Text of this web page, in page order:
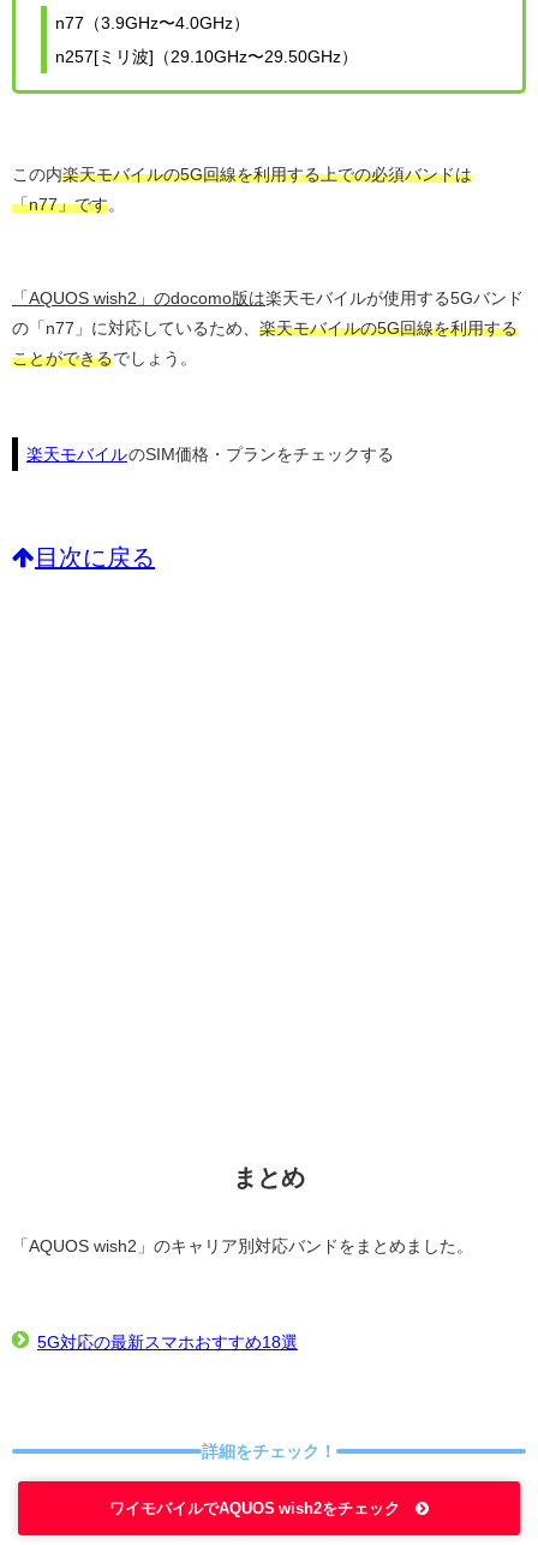
n77（3.9GHz〜4.0GHz）
n257[ミリ波]（29.10GHz〜29.50GHz）
この内楽天モバイルの5G回線を利用する上での必須バンドは
「n77」です。
「AQUOS wish2」のdocomo版は楽天モバイルが使用する5Gバンド
の「n77」に対応しているため、 楽天モバイルの5G回線を利用する
ことができるでしょう。
楽天モバイルのSIM価格・プランをチェックする
目次に戻る
まとめ
「AQUOS wish2」のキャリア別対応バンドをまとめました。
5G対応の最新スマホおすすめ18選
詳細をチェック！
ワイモバイルでAQUOS wish2をチェック